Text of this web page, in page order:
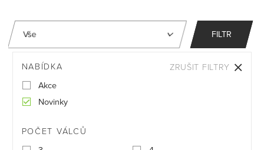
FILTR
NABÍDKA
Akce
Novinky
POČET VÁLCŮ
ZRUŠIT FILTRY